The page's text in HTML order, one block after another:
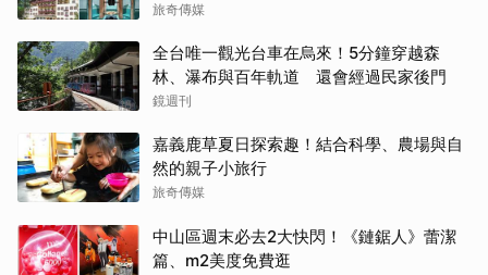
旅奇傳媒
全台唯一觀光台車在烏來！5分鐘穿越森
林、瀑布與百年軌道 還會經過民家後門
鏡週刊
嘉義鹿草夏日探索趣！結合科學、農場與自
然的親子小旅行
旅奇傳媒
中山區週末必去2大快閃！《鏈鋸人》蕾潔
篇、m2美度免費逛